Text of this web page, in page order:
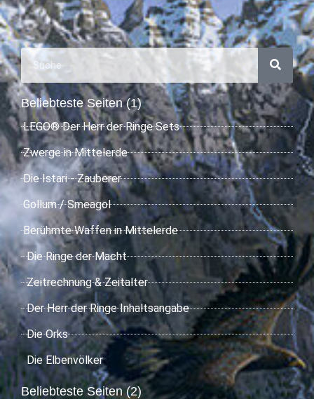
Beliebteste Seiten (1)
LEGO® Der Herr der Ringe Sets
Zwerge in Mittelerde
Die Istari - Zauberer
Gollum / Smeagol
Berühmte Waffen in Mittelerde
Die Ringe der Macht
Zeitrechnung & Zeitalter
Der Herr der Ringe Inhaltsangabe
Die Orks
Die Elbenvölker
Beliebteste Seiten (2)